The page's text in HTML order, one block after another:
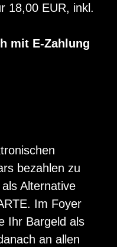
18,00 EUR, inkl.
mit E-Zahlung
bezahlen zu
Alternative
Im Foyer
Ihr Bargeld als
an allen